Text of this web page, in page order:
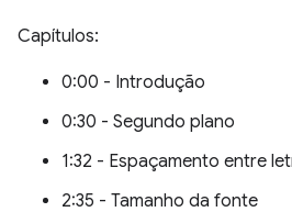
Capítulos:
0:00 - Introdução
0:30 - Segundo plano
1:32 - Espaçamento entre
2:35 - Tamanho da fonte